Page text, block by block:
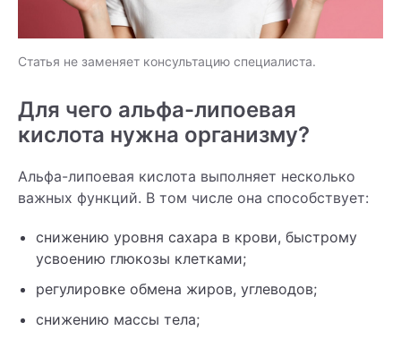
Статья не заменяет консультацию специалиста.
Для чего альфа-липоевая
кислота нужна организму?
Альфа-липоевая кислота выполняет несколько
важных функций. В том числе она способствует:
снижению уровня сахара в крови, быстрому
усвоению глюкозы клетками;
регулировке обмена жиров, углеводов;
снижению массы тела;